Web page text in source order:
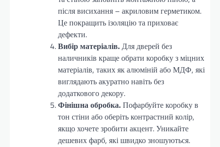
після висихання – акриловим герметиком.
Це покращить ізоляцію та приховає
дефекти.
Вибір матеріалів.Для дверей без
наличників краще обрати коробку з міцних
матеріалів, таких як алюміній або МДФ, які
виглядають акуратно навіть без
додаткового декору.
Фінішна обробка.Пофарбуйте коробку в
тон стіни або оберіть контрастний колір,
якщо хочете зробити акцент. Уникайте
дешевих фарб, які швидко зношуються.